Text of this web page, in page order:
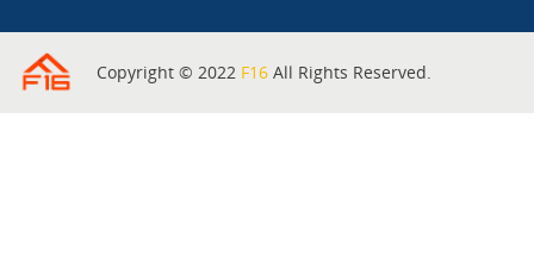
Copyright © 2022 F16 All Rights Reserved.